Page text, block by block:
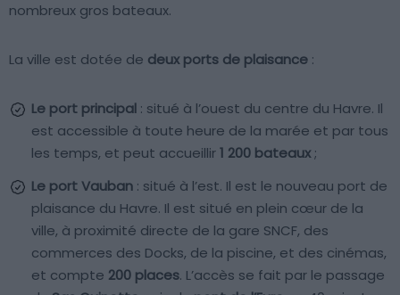
nombreux gros bateaux.
La ville est dotée de deux ports de plaisance :
Le port principal : situé à l’ouest du centre du Havre. Il
est accessible à toute heure de la marée et par tous
les temps, et peut accueillir1 200 bateaux;
Le port Vauban : situé à l’est. Il est le nouveau port de
plaisance du Havre. Il est situé en plein cœur de la
ville, à proximité directe de la gare SNCF, des
commerces des Docks, de la piscine, et des cinémas,
et compte 200 places. L’accès se fait par le passage